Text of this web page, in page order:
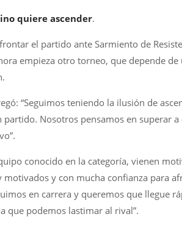
quiere ascender.
el partido ante Sarmiento de
empieza otro torneo, que depende
“Seguimos teniendo la ilusión de
Nosotros pensamos en superar
conocido en la categoría, vienen
motivados y con mucha confianza para
en carrera y queremos que llegue
que podemos lastimar al rival”.